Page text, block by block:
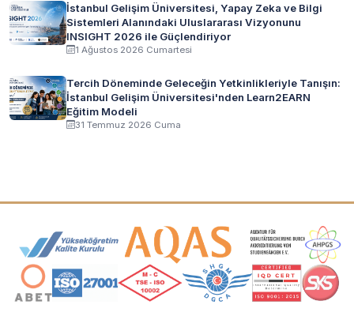
İstanbul Gelişim Üniversitesi, Yapay Zeka ve Bilgi
Sistemleri Alanındaki Uluslararası Vizyonunu
INSIGHT 2026 ile Güçlendiriyor
1 Ağustos 2026 Cumartesi
Tercih Döneminde Geleceğin Yetkinlikleriyle Tanışın:
İstanbul Gelişim Üniversitesi'nden Learn2EARN
Eğitim Modeli
31 Temmuz 2026 Cuma
Akreditasyon ve Üyelik Logoları